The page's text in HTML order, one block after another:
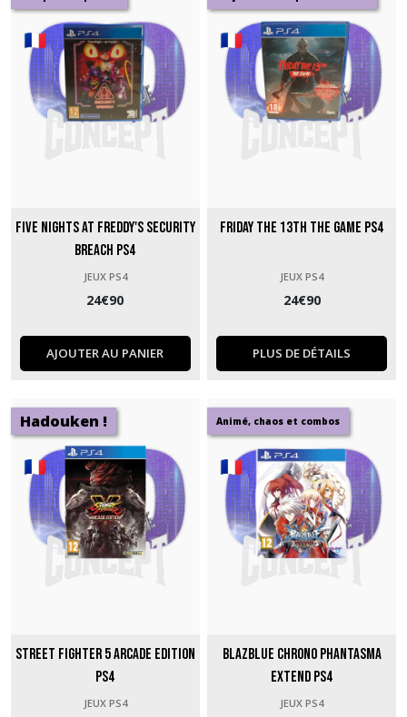
Five Nights at Freddy's Security
Breach PS4
JEUX PS4
24€90
AJOUTER AU PANIER
Friday the 13th the game PS4
JEUX PS4
24€90
PLUS DE DÉTAILS
Hadouken !
Street Fighter 5 Arcade Edition
PS4
JEUX PS4
Animé, chaos et combos
BlazBlue Chrono Phantasma
Extend PS4
JEUX PS4